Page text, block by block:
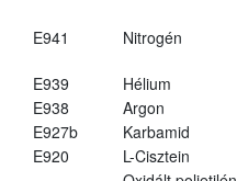
E941 Nitrogén
E939
Hélium
E938
Argon
E927b
Karbamid
E920
L-Cisztein